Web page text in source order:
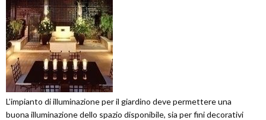
L’impianto di illuminazione per il giardino deve permettere una
buona illuminazione dello spazio disponibile, sia per fini decorativi